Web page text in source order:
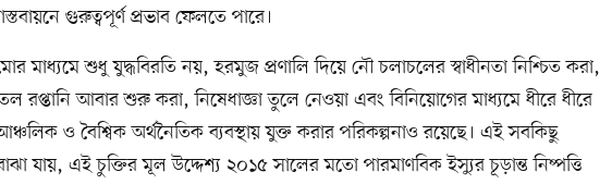
গুরুত্বপূর্ণ প্রভাব ফেলতে পারে।
মাধ্যমে শুধু যুদ্ধবিরতি নয়, হরমুজ প্রণালি দিয়ে নৌ চলাচলের স্বাধীনতা নিশ্চিত করা,
রপ্তানি আবার শুরু করা, নিষেধাজ্ঞা তুলে নেওয়া এবং বিনিয়োগের মাধ্যমে ধীরে ধীরে
ও বৈশ্বিক অর্থনৈতিক ব্যবস্থায় যুক্ত করার পরিকল্পনাও রয়েছে। এই সবকিছু
যায়, এই চুক্তির মূল উদ্দেশ্য ২০১৫ সালের মতো পারমাণবিক ইস্যুর চূড়ান্ত নিষ্পত্তি